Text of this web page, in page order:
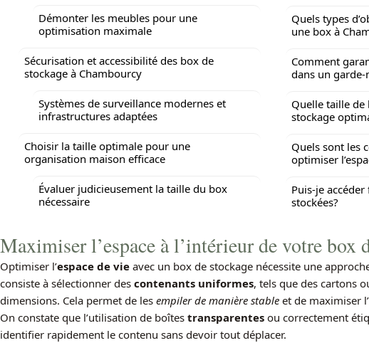
Démonter les meubles pour une
optimisation maximale
Sécurisation et accessibilité des box de
stockage à Chambourcy
Systèmes de surveillance modernes et
infrastructures adaptées
Choisir la taille optimale pour une
organisation maison efficace
Évaluer judicieusement la taille du box
nécessaire
Quels types
une box à
Comment
dans un garde-
Quelle taille
stockage
Quels sont les
optimiser
Puis-je
stockées?
Maximiser l’espace à l’intérieur de votre box
Optimiser l’espace de vie avec un box de stockage nécessite une
consiste à sélectionner des contenants uniformes, tels que des cartons
dimensions. Cela permet de les empiler de manière stable et de maximiser
On constate que l’utilisation de boîtes transparentes ou correctement
identifier rapidement le contenu sans devoir tout déplacer.